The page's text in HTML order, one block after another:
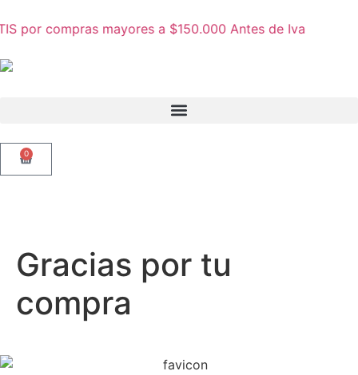
por compras mayores a $150.000 Antes de Iva
0
Gracias por tu
compra